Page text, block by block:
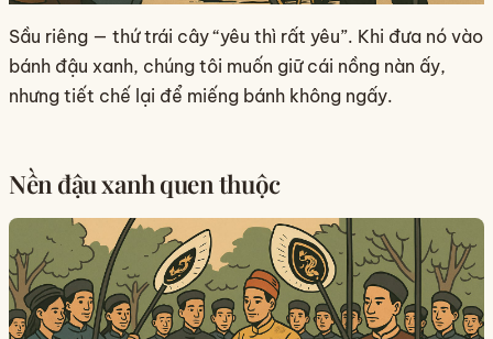
Sầu riêng — thứ trái cây “yêu thì rất yêu”. Khi đưa nó vào
bánh đậu xanh, chúng tôi muốn giữ cái nồng nàn ấy,
nhưng tiết chế lại để miếng bánh không ngấy.
Nền đậu xanh quen thuộc